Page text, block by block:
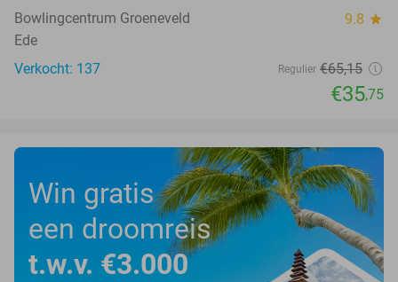
Bowlingcentrum Groeneveld 9.8 star
Ede
Verkocht: 137
Regulier €65,15
€35,75
Win gratis
een droomreis
t.w.v. €3.000